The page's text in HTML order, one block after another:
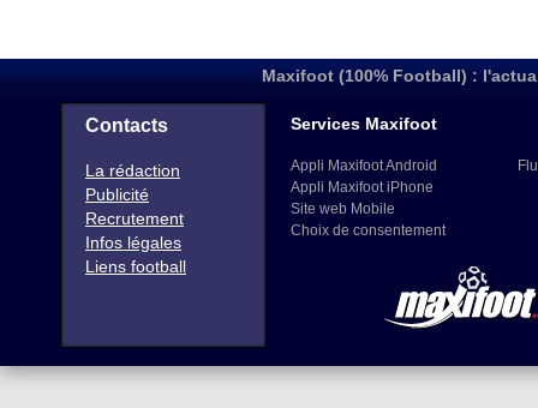
Maxifoot (100% Football) :
Contacts
La rédaction
Publicité
Recrutement
Infos légales
Liens football
Services Maxifoot
Appli Maxifoot Android
Appli Maxifoot iPhone
Site web Mobile
Choix de consentement